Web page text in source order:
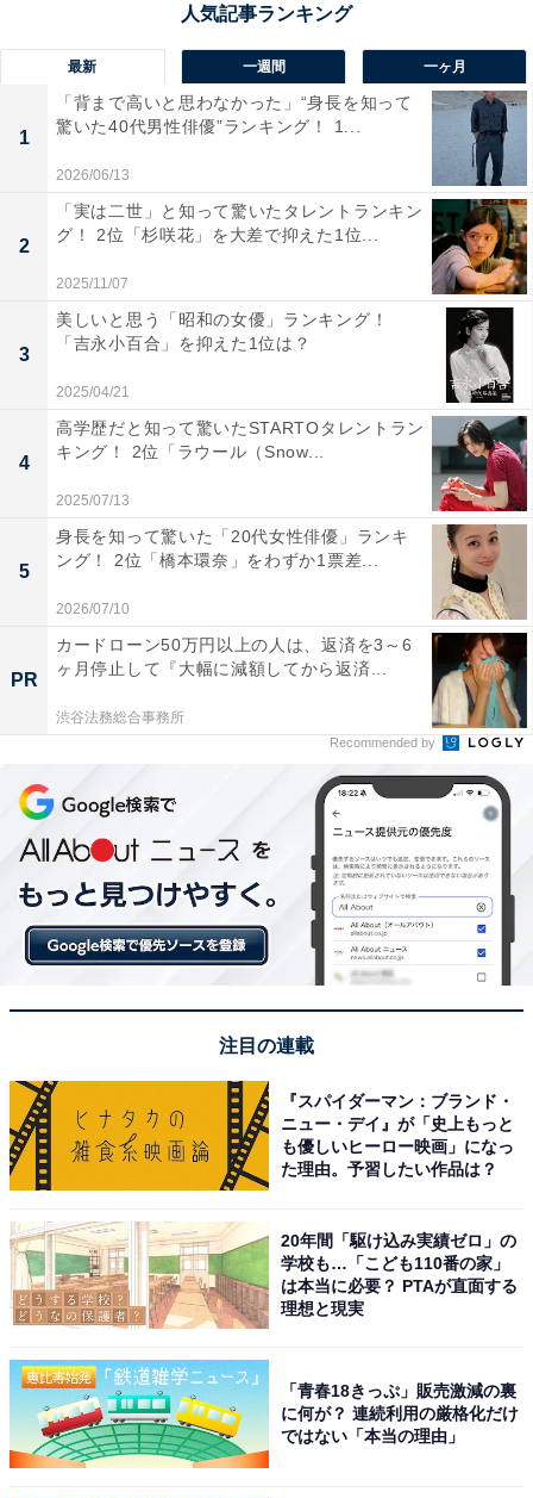
1位：円通三匝堂（さざえ堂）／40票
会津若松市の飯盛山に位置する、国の重要文化財に指定
されている仏堂です。1796年に建立された六角形の木造
建築で、最大の特徴は内部の二重らせん構造。上りと下
りがまったく別の通路になっているため、参拝者がすれ
違うことなく、一方通行で上から下まで巡ることができ
るという、世界的にも珍しい構造を持っています。この
ユニークな構造から「さざえ堂」の愛称で親しまれてい
回答者からは「世界的にも珍しい二重らせん構造を持つ
建築で、上りと下りで同じ道を通らないという独特の造
りがとても魅力」（40代男性／大阪府）、「福島県のさ
ざえ堂は、全国的にとても有名。唯一無二の建物だと思
うので、必ず訪れたい」（50代女性／神奈川県）、「白
った声が集まりました。
※回答者からのコメントは原文ママです
最新 一週間 一ヶ月
1
「背まで高いと思わなかった」“身長を知って
驚いた40代男性俳優”ランキング！ 1...
2026/06/13
2
「実は二世」と知って驚いたタレントランキン
グ！ 2位「杉咲花」を大差で抑えた1位...
2025/11/07
3
美しいと思う「昭和の女優」ランキング！
「吉永小百合」を抑えた1位は？
2025/04/21
4
高学歴だと知って驚いたSTARTOタレントラン
キング！ 2位「ラウール（Snow...
2025/07/13
5
身長を知って驚いた「20代女性俳優」ランキ
ング！ 2位「橋本環奈」をわずか1票差...
2026/07/10
PR
カードローン50万円以上の人は、返済を3～6
ヶ月停止して『大幅に減額してから返済...
渋谷法務総合事務所
Recommended by
注目の連載
『スパイダーマン：ブランド・
ニュー・デイ』が「史上もっと
も優しいヒーロー映画」になっ
た理由。予習したい作品は？
20年間「駆け込み実績ゼロ」の
学校も…「こども110番の家」
は本当に必要？ PTAが直面する
理想と現実
「青春18きっぷ」販売激減の裏
に何が？ 連続利用の厳格化だけ
ではない「本当の理由」